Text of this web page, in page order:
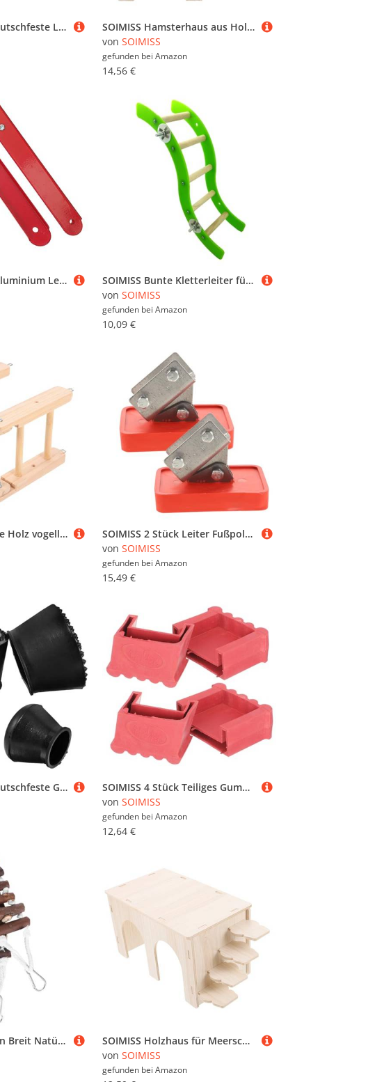
SOIMISS 4 Stück Rutschfeste Leiterfüße Gummi Ersatzkappen für Aluleiter Kompatibel mit Klapp Teleskopleitern Einfache Montage Stabiler Stand Leiterfußschutz für Sicheren Halt
SOIMISS Hamsterhaus aus Holz mit Leiter Mehrstöckiges Versteck für Hamster und Meerschweinchen Stabiles Nagerhaus als Ruhe und Spielplatz Langlebiges Häuschen für Kleine Nagetiere
von SOIMISS
gefunden bei Amazon
14,56 €
SOIMISS 2 Stück Aluminium Leiter Ersatzteil Leichtes Klappscharnier für Dachbodentreppe mit Lochabstand Rote Lackierung Strapazierfähige Stange für Einfache Montage und Lange Haltbarkeit
SOIMISS Bunte Kletterleiter für Kleine Haustiere Geschwungen für Hamster Mäuse Eichhörnchen Robust Leicht zu Reinigen Vielseitig für Vogel und Kleintiergehege Geeignet
von SOIMISS
gefunden bei Amazon
10,09 €
SOIMISS Klappbare Holz vogelleiter für Käfig Klettern Krallenschleifen und Schnabelpflege Natürliche Robuste Sitzstange aus Massivem Holz Geeignet für Papageien Sittiche Wellensittiche
SOIMISS 2 Stück Leiter Fußpolster Rutschfest Gummi Fußmatten Dicke Rutschfeste Leiterfüße Stabile Ersatzteile für Bodentreppen Schutz vor Kratzern Geeignet für Innen und Außenbereiche
von SOIMISS
gefunden bei Amazon
15,49 €
SOIMISS 4 Stück Rutschfeste Gummi Leiterfüße Leiterfußschoner aus Robustem Material Schutzkappen für Aluleitern Treppenschoner für Sichere Standfestigkeit
SOIMISS 4 Stück Teiliges Gummischutz für Leitern Rutschfeste Verschleißfeste Leiterfüße aus Dickem Gummi Stoßdämpfend und Abriebfest Geeignet für Haushalts und Sicherheitsleitern Schützt
von SOIMISS
gefunden bei Amazon
12,64 €
SOIMISS Papageien Breit Natürliches Kauspielzeug Witzige Vogel Leiter für Wellensittiche Nymphensittiche Sittiche Kletterspaß und Entspannung im Käfig und Balkon
SOIMISS Holzhaus für Meerschweinchen und Hamster mit Leiter Stabiles Versteck aus Massivem Holz Langlebiges Kleintierhaus für Innengehege Geeignet für Hamster Igel und Kleine Nager
von SOIMISS
gefunden bei Amazon